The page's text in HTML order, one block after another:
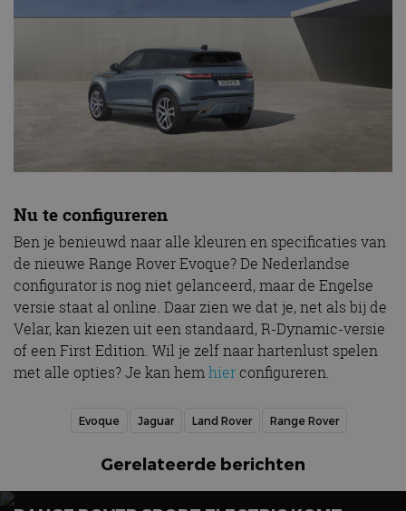
Nu te configureren
Ben je benieuwd naar alle kleuren en specificaties van
de nieuwe Range Rover Evoque? De Nederlandse
configurator is nog niet gelanceerd, maar de Engelse
versie staat al online. Daar zien we dat je, net als bij de
Velar, kan kiezen uit een standaard, R-Dynamic-versie
of een First Edition. Wil je zelf naar hartenlust spelen
met alle opties? Je kan hemhierconfigureren.
Evoque Jaguar Land Rover Range Rover
Gerelateerde berichten